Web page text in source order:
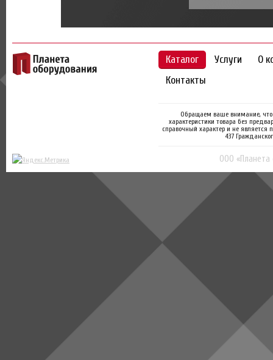
Каталог Услуги
О
Контакты
Обращаем ваше внимание, что
характеристики товара без
справочный характер и не
437
ООО